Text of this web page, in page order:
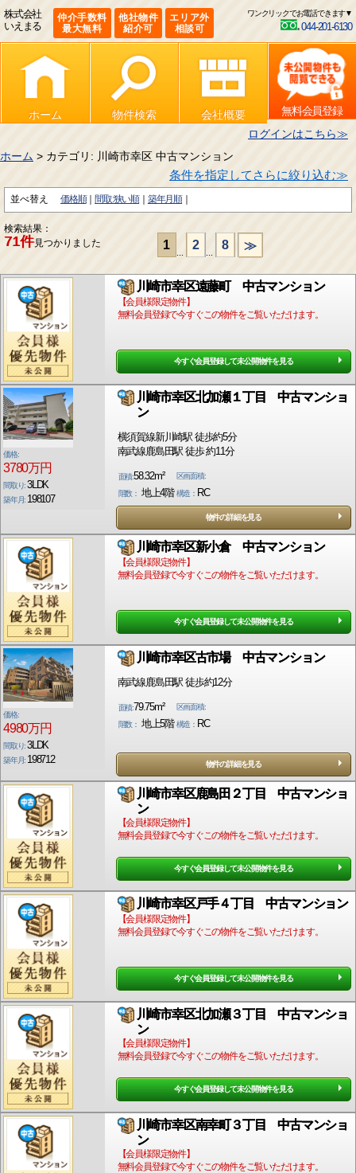
株式会社
いえまる
仲介手数料
最大無料
他社物件
紹介可
エリア外
相談可
ワンクリックでお電話できます▼
044-201-6130
ホーム 物件検索 会社概要
無料会員登録
ログインはこちら≫
ホーム > カテゴリ: 川崎市幸区 中古マンション
条件を指定してさらに絞り込む≫
並べ替え 価格順 間取:狭い順 築年月順
検索結果：
71件見つかりました 1
...
2
...
8 ≫
川崎市幸区遠藤町 中古マンション
【会員様限定物件】
無料会員登録で今すぐこの物件をご覧いただけます。
今すぐ会員登録して未公開物件を見る
価格:
3780万円
間取り:3LDK
築年月: 198107
川崎市幸区北加瀬１丁目 中古マンショ
ン
横須賀線新川崎駅 徒歩約5分
南武線鹿島田駅 徒歩 約11分
面積:58.32m²
区画面積:
階数： 地上4階 構造： RC
物件の詳細を見る
川崎市幸区新小倉 中古マンション
【会員様限定物件】
無料会員登録で今すぐこの物件をご覧いただけます。
今すぐ会員登録して未公開物件を見る
価格:
4980万円
間取り:3LDK
築年月: 198712
川崎市幸区古市場 中古マンション
南武線鹿島田駅 徒歩約12分
面積:79.75m²
区画面積:
階数： 地上5階 構造： RC
物件の詳細を見る
川崎市幸区鹿島田２丁目 中古マンショ
ン
【会員様限定物件】
無料会員登録で今すぐこの物件をご覧いただけます。
今すぐ会員登録して未公開物件を見る
川崎市幸区戸手４丁目 中古マンション
【会員様限定物件】
無料会員登録で今すぐこの物件をご覧いただけます。
今すぐ会員登録して未公開物件を見る
川崎市幸区北加瀬３丁目 中古マンショ
ン
【会員様限定物件】
無料会員登録で今すぐこの物件をご覧いただけます。
今すぐ会員登録して未公開物件を見る
川崎市幸区南幸町３丁目 中古マンショ
ン
【会員様限定物件】
無料会員登録で今すぐこの物件をご覧いただけます。